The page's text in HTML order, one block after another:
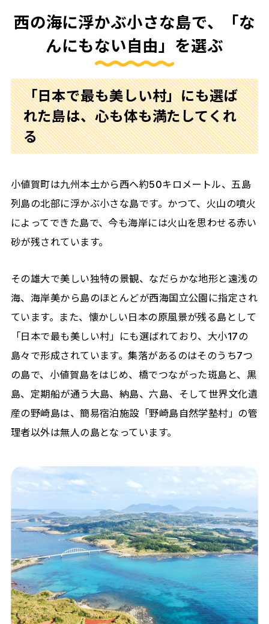
西の海に浮かぶ小さな島で、「な
んにもない自由」を選ぶ
「日本で最も美しい村」にも選ば
れた島は、心も体も満たしてくれ
る
小値賀町は九州本土から西へ約50キロメートル、五島
列島の北部に浮かぶ小さな島です。かつて、火山の噴火
によってできた島で、今も海岸には火山を思わせる赤い
砂が残されています。
その雄大で美しい独特の景観、なだらかな地形と遠浅の
海、海岸美から島のほとんどが西海国立公園に指定され
ています。また、懐かしい日本の原風景が残る島として
「日本で最も美しい村」にも選ばれており、大小17の
島々で形成されています。集落があるのはそのうち7つ
の島で、小値賀島をはじめ、橋でつながった斑島と、黒
島、定期船が通う大島、納島、六島、そして世界文化遺
産の野崎島は、簡易宿泊施設「野崎島自然学塾村」の管
理者以外は無人の島となっています。